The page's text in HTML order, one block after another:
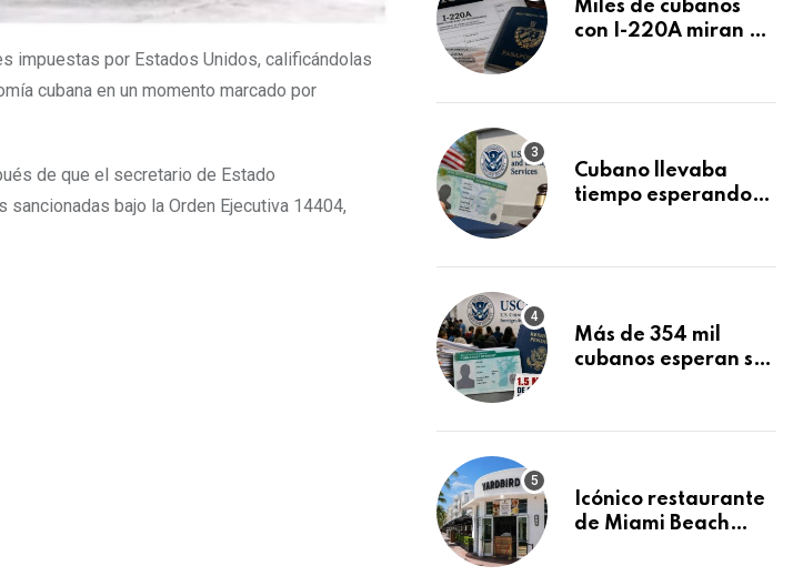
impuestas por Estados Unidos, calificándolas
cubana en un momento marcado por
de que el secretario de Estado
bajo la Orden Ejecutiva 14404,
Miles de cubanos
con I-220A miran al
decidirse en una
Cubano llevaba
tiempo esperando
tras Writ of
Más de 354 mil
cubanos esperan su
acumula 1.5 millones
Icónico restaurante
de Miami Beach